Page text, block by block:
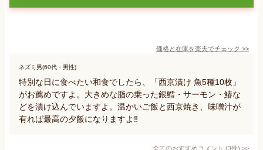
価格と在庫を楽天でチェック >>
ネズミ男(60代・男性)
特別な日に食べたい和食でしたら、「西京漬け 魚5種10枚」
がお薦めですよ。大きめな脂の乗った銀鱈・サーモン・鰆な
どを漬け込んでいますよ。温かいご飯と西京焼き、味噌汁が
有れば最高の夕飯になりますよ‼️
全てのおすすめコメント (3件) >